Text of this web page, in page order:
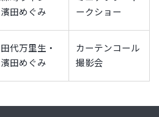
濱田めぐみ
ークショー
田代万里生・
濱田めぐみ
カーテンコール
撮影会